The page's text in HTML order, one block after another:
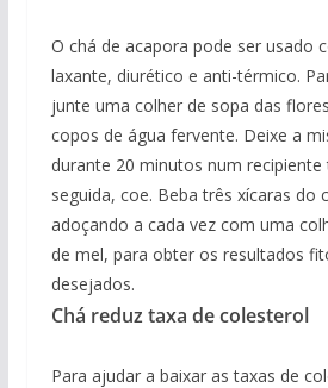
O chá de acapora pode ser usado
laxante, diurético e anti-térmico.
junte uma colher de sopa das
copos de água fervente. Deixe a
durante 20 minutos num recipiente
seguida, coe. Beba três xícaras do
adoçando a cada vez com uma
de mel, para obter os resultados
desejados.
Chá reduz taxa de colesterol
Para ajudar a baixar as taxas de